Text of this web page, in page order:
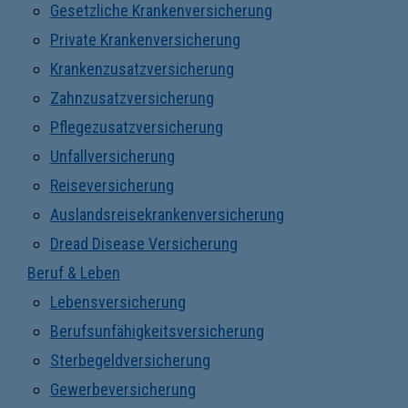
Gesetzliche Krankenversicherung
Private Krankenversicherung
Krankenzusatzversicherung
Zahnzusatzversicherung
Pflegezusatzversicherung
Unfallversicherung
Reiseversicherung
Auslandsreisekrankenversicherung
Dread Disease Versicherung
Beruf & Leben
Lebensversicherung
Berufsunfähigkeitsversicherung
Sterbegeldversicherung
Gewerbeversicherung